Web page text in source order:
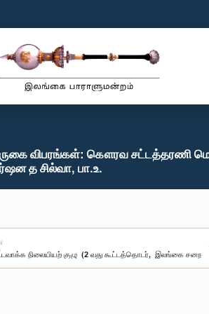
விபரங்கள்: கௌரவ சட்டத்தரணி
த சில்வா, பா.உ.